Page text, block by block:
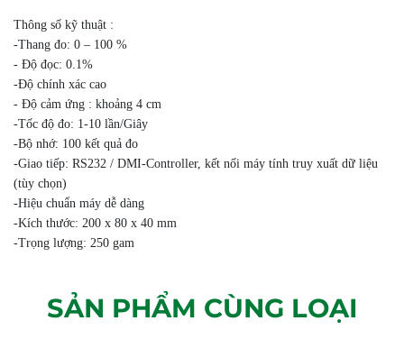
Thông số kỹ thuật :
-Thang đo: 0 – 100 %
- Độ đọc: 0.1%
-Độ chính xác cao
- Độ cảm ứng : khoảng 4 cm
-Tốc độ đo: 1-10 lần/Giây
-Bộ nhớ: 100 kết quả đo
-Giao tiếp: RS232 / DMI-Controller, kết nối máy tính truy xuất dữ liệu
(tùy chọn)
-Hiệu chuẩn máy dễ dàng
-Kích thước: 200 x 80 x 40 mm
-Trọng lượng: 250 gam
SẢN PHẨM CÙNG LOẠI